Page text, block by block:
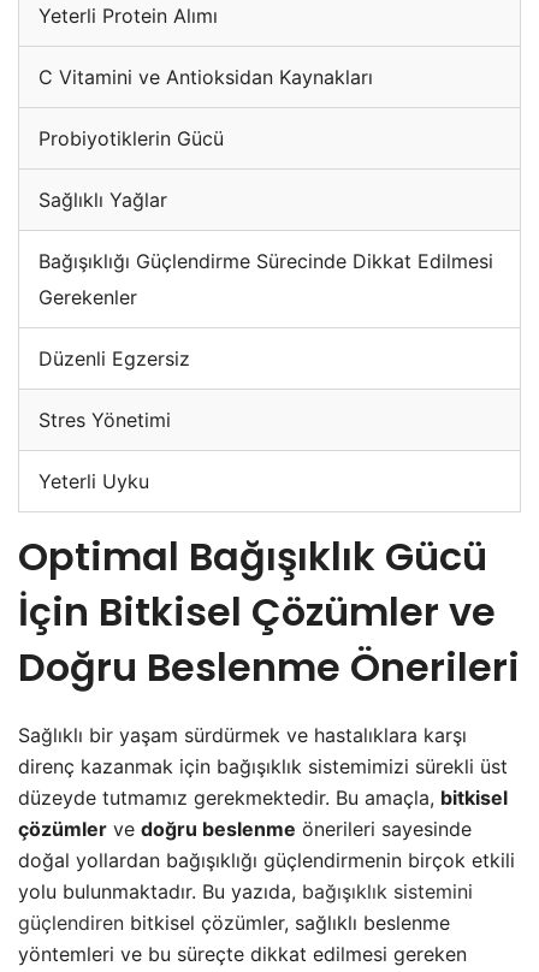
Yeterli Protein Alımı
C Vitamini ve Antioksidan Kaynakları
Probiyotiklerin Gücü
Sağlıklı Yağlar
Bağışıklığı Güçlendirme Sürecinde Dikkat Edilmesi
Gerekenler
Düzenli Egzersiz
Stres Yönetimi
Yeterli Uyku
Optimal Bağışıklık Gücü
İçin Bitkisel Çözümler ve
Doğru Beslenme Önerileri
Sağlıklı bir yaşam sürdürmek ve hastalıklara karşı
direnç kazanmak için bağışıklık sistemimizi sürekli üst
düzeyde tutmamız gerekmektedir. Bu amaçla, bitkisel
çözümler ve doğru beslenme önerileri sayesinde
doğal yollardan bağışıklığı güçlendirmenin birçok etkili
yolu bulunmaktadır. Bu yazıda, bağışıklık sistemini
güçlendiren bitkisel çözümler, sağlıklı beslenme
yöntemleri ve bu süreçte dikkat edilmesi gereken